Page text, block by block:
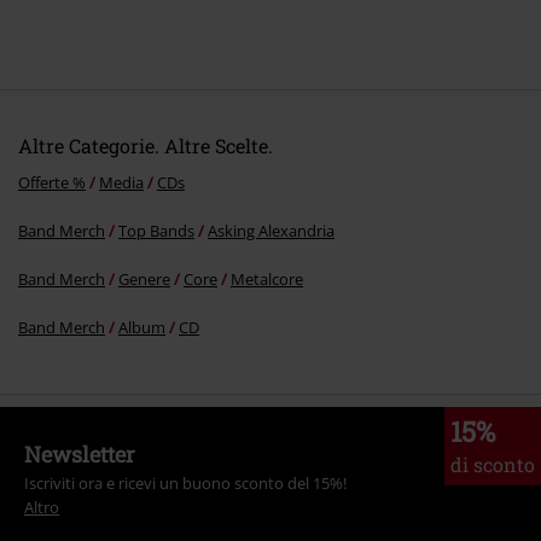
Altre Categorie. Altre Scelte.
Offerte % Media CDs
Band Merch Top Bands Asking Alexandria
Band Merch Genere Core Metalcore
Band Merch Album CD
15%
di sconto
Newsletter
Iscriviti ora e ricevi un buono sconto del 15%!
Altro